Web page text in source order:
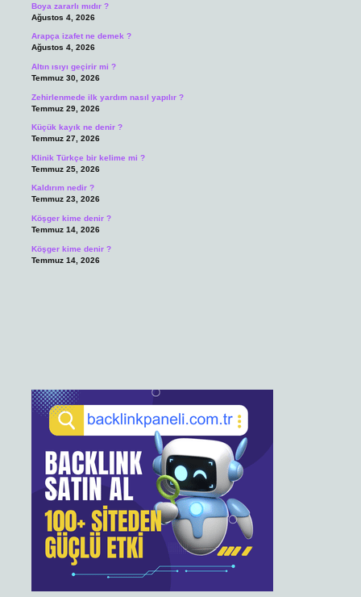
Boya zararlı mıdır ?
Ağustos 4, 2026
Arapça izafet ne demek ?
Ağustos 4, 2026
Altın ısıyı geçirir mi ?
Temmuz 30, 2026
Zehirlenmede ilk yardım nasıl yapılır ?
Temmuz 29, 2026
Küçük kayık ne denir ?
Temmuz 27, 2026
Klinik Türkçe bir kelime mi ?
Temmuz 25, 2026
Kaldırım nedir ?
Temmuz 23, 2026
Köşger kime denir ?
Temmuz 14, 2026
Köşger kime denir ?
Temmuz 14, 2026